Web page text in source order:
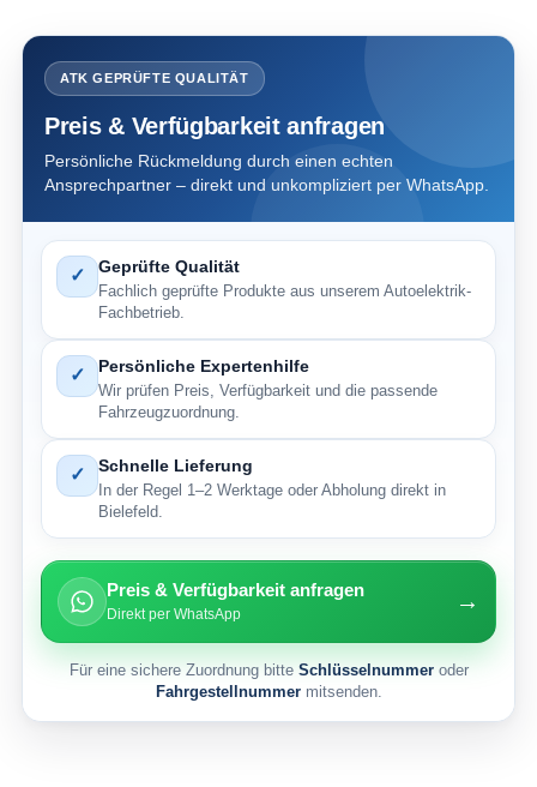
ATK GEPRÜFTE QUALITÄT
Preis & Verfügbarkeit anfragen
Persönliche Rückmeldung durch einen echten
Ansprechpartner – direkt und unkompliziert per WhatsApp.
✓ Geprüfte Qualität
Fachlich geprüfte Produkte aus unserem Autoelektrik-
Fachbetrieb.
✓ Persönliche Expertenhilfe
Wir prüfen Preis, Verfügbarkeit und die passende
Fahrzeugzuordnung.
✓ Schnelle Lieferung
In der Regel 1–2 Werktage oder Abholung direkt in
Bielefeld.
Preis & Verfügbarkeit anfragen
Direkt per WhatsApp →
Für eine sichere Zuordnung bitte Schlüsselnummeroder
Fahrgestellnummermitsenden.